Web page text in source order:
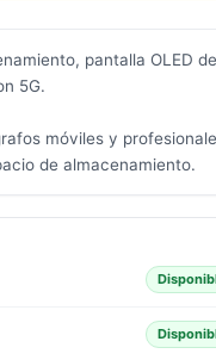
pantalla OLED
5G.
móviles y
de almacenamiento.